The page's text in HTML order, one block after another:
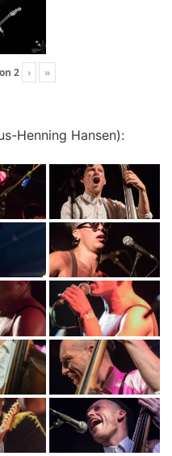
2 › »
Henning Hansen):